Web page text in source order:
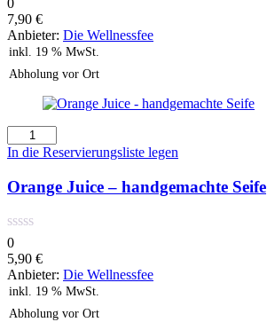
7,90 €
Anbieter: Die Wellnessfee
inkl. 19 % MwSt.
Abholung vor Ort
Orange
Juice
handgemachte
Seife
In die Reservierungsliste legen
Orange Juice – handgemachte Seife
0
5,90 €
Anbieter: Die Wellnessfee
inkl. 19 % MwSt.
Abholung vor Ort